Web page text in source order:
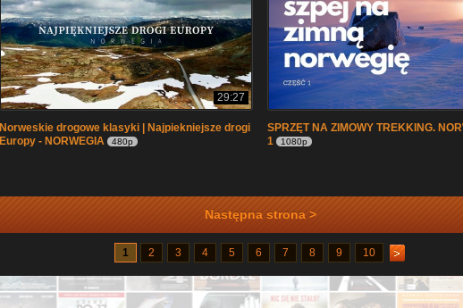
29:27
Norweskie drogowe klasyki | Najpiekniejsze drogi
Europy - NORWEGIA
480p
SPRZĘT NA ZIMOWY TREKKING.
1
1080p
Następna strona >
1 2 3 4 5 6 7 8 9 10